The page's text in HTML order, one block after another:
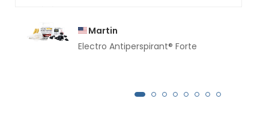
Martin
Electro Antiperspirant® Forte